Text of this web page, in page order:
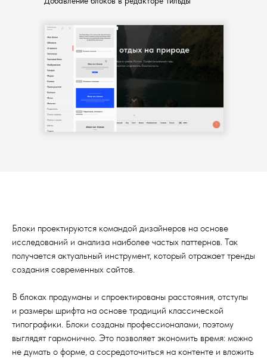
Блоки проектируются командой дизайнеров на основе
исследований и анализа наиболее частых паттернов. Так
получается актуальный инструмент, который отражает тренды
создания современных сайтов.
В блоках продуманы и спроектированы расстояния, отступы
и размеры шрифта на основе традиций классической
типографики. Блоки созданы профессионалами, поэтому
выглядят гармонично. Это позволяет экономить время: можно
не думать о форме, а сосредоточиться на контенте и вложить